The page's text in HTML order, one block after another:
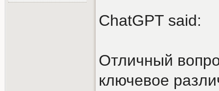
ChatGPT said:
Отличный
ключевое